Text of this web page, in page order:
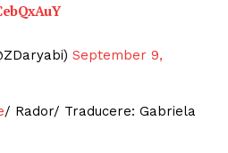
September 9,
/ Rador/ Traducere: Gabriela